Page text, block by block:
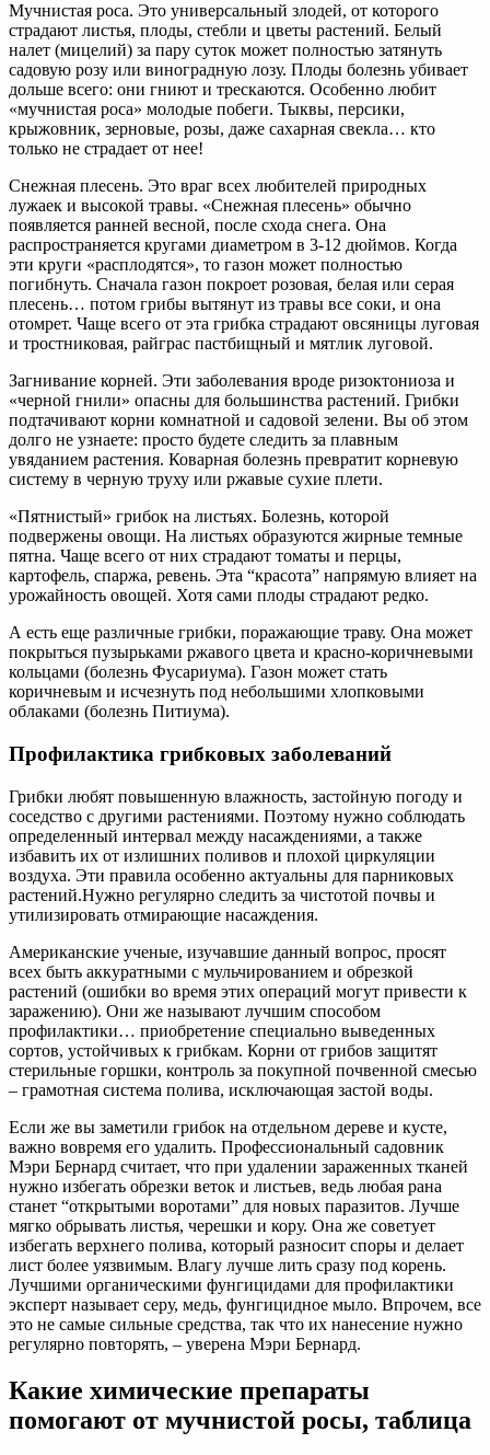
Мучнистая роса. Это универсальный злодей, от которого
страдают листья, плоды, стебли и цветы растений. Белый
налет (мицелий) за пару суток может полностью затянуть
садовую розу или виноградную лозу. Плоды болезнь убивает
дольше всего: они гниют и трескаются. Особенно любит
«мучнистая роса» молодые побеги. Тыквы, персики,
крыжовник, зерновые, розы, даже сахарная свекла… кто
только не страдает от нее!
Снежная плесень. Это враг всех любителей природных
лужаек и высокой травы. «Снежная плесень» обычно
появляется ранней весной, после схода снега. Она
распространяется кругами диаметром в 3-12 дюймов. Когда
эти круги «расплодятся», то газон может полностью
погибнуть. Сначала газон покроет розовая, белая или серая
плесень… потом грибы вытянут из травы все соки, и она
отомрет. Чаще всего от эта грибка страдают овсяницы луговая
и тростниковая, райграс пастбищный и мятлик луговой.
Загнивание корней. Эти заболевания вроде ризоктониоза и
«черной гнили» опасны для большинства растений. Грибки
подтачивают корни комнатной и садовой зелени. Вы об этом
долго не узнаете: просто будете следить за плавным
увяданием растения. Коварная болезнь превратит корневую
систему в черную труху или ржавые сухие плети.
«Пятнистый» грибок на листьях. Болезнь, которой
подвержены овощи. На листьях образуются жирные темные
пятна. Чаще всего от них страдают томаты и перцы,
картофель, спаржа, ревень. Эта “красота” напрямую влияет на
урожайность овощей. Хотя сами плоды страдают редко.
А есть еще различные грибки, поражающие траву. Она может
покрыться пузырьками ржавого цвета и красно-коричневыми
кольцами (болезнь Фусариума). Газон может стать
коричневым и исчезнуть под небольшими хлопковыми
облаками (болезнь Питиума).
Профилактика грибковых заболеваний
Грибки любят повышенную влажность, застойную погоду и
соседство с другими растениями. Поэтому нужно соблюдать
определенный интервал между насаждениями, а также
избавить их от излишних поливов и плохой циркуляции
воздуха. Эти правила особенно актуальны для парниковых
растений.Нужно регулярно следить за чистотой почвы и
утилизировать отмирающие насаждения.
Американские ученые, изучавшие данный вопрос, просят
всех быть аккуратными с мульчированием и обрезкой
растений (ошибки во время этих операций могут привести к
заражению). Они же называют лучшим способом
профилактики… приобретение специально выведенных
сортов, устойчивых к грибкам. Корни от грибов защитят
стерильные горшки, контроль за покупной почвенной смесью
– грамотная система полива, исключающая застой воды.
Если же вы заметили грибок на отдельном дереве и кусте,
важно вовремя его удалить. Профессиональный садовник
Мэри Бернард считает, что при удалении зараженных тканей
нужно избегать обрезки веток и листьев, ведь любая рана
станет “открытыми воротами” для новых паразитов. Лучше
мягко обрывать листья, черешки и кору. Она же советует
избегать верхнего полива, который разносит споры и делает
лист более уязвимым. Влагу лучше лить сразу под корень.
Лучшими органическими фунгицидами для профилактики
эксперт называет серу, медь, фунгицидное мыло. Впрочем, все
это не самые сильные средства, так что их нанесение нужно
регулярно повторять, – уверена Мэри Бернард.
Какие химические препараты
помогают от мучнистой росы, таблица